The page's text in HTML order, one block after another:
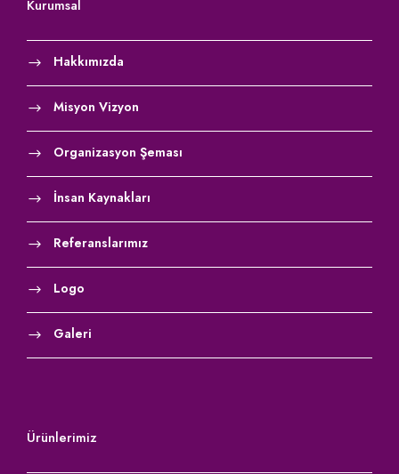
Kurumsal
Hakkımızda
Misyon Vizyon
Organizasyon Şeması
İnsan Kaynakları
Referanslarımız
Logo
Galeri
Ürünlerimiz